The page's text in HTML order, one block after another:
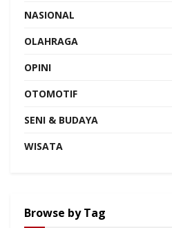
NASIONAL
OLAHRAGA
OPINI
OTOMOTIF
SENI & BUDAYA
WISATA
Browse by Tag